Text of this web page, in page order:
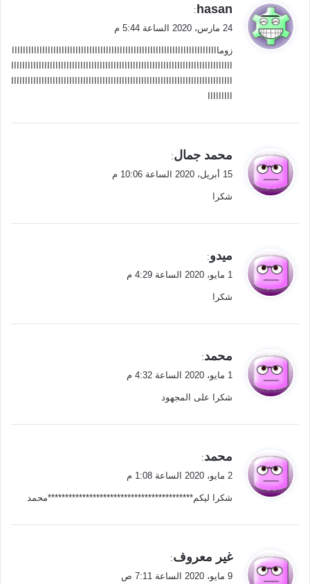
ي
ق
ل
hasan
:
24 مارس، 2020 الساعة 5:44 م
زومااااااااااااااااااااااااااااااااااااااااااااااااااااااااااااااااااااااااااا
ق
ل
محمد جمال:
15 أبريل، 2020 الساعة 10:06 م
شكرا
ق
ل
ميدو:
1 مايو، 2020 الساعة 4:29 م
شكرا
ق
ل
محمد:
1 مايو، 2020 الساعة 4:32 م
شكرا على المجهود
ق
ل
محمد:
2 مايو، 2020 الساعة 1:08 م
شكرا ليكم******************************************محمد
ي
ق
غير معروف:
9 مايو، 2020 الساعة 7:11 ص